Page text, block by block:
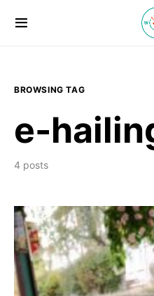
BROWSING TAG
e-
4 posts